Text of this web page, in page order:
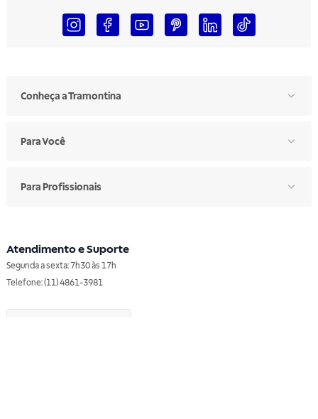
Conheça a Tramontina
Para Você
Para Profissionais
Atendimento e Suporte
Segunda a sexta: 7h30 às 17h
Telefone: (11) 4861-3981